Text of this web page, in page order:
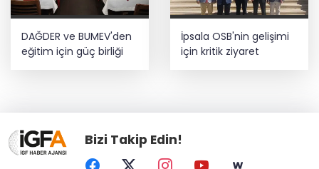
DAĞDER ve BUMEV'den
eğitim için güç birliği
İpsala OSB'nin gelişimi
için kritik ziyaret
Bizi Takip Edin!